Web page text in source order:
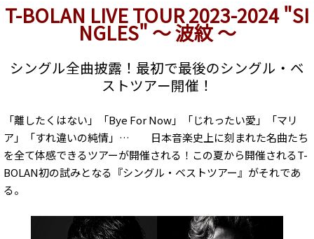
T-BOLAN LIVE TOUR 2023-2024 "SI
NGLES" ～ 波紋 ～
シングル全曲披露！最初で最後のシングル・ベ
ストツアー開催！
「離したくはない」「Bye For Now」「じれったい愛」「マリ
ア」「すれ違いの純情」… 日本音楽史上に刻まれた名曲たち
を全て体感できるツアーが開催される！この夏から開催されるT-
BOLAN初の試みとなる『シングル・ベストツアー』がそれであ
る。